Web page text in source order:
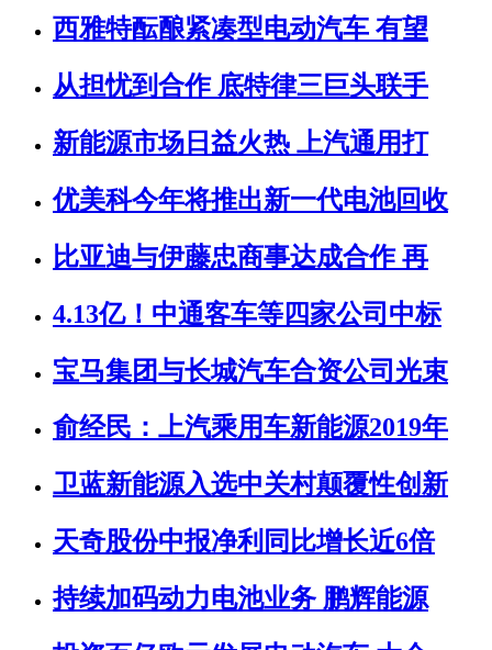
西雅特酝酿紧凑型电动汽车 有望
从担忧到合作 底特律三巨头联手
新能源市场日益火热 上汽通用打
优美科今年将推出新一代电池回收
比亚迪与伊藤忠商事达成合作 再
4.13亿！中通客车等四家公司中标
宝马集团与长城汽车合资公司光束
俞经民：上汽乘用车新能源2019年
卫蓝新能源入选中关村颠覆性创新
天奇股份中报净利同比增长近6倍
持续加码动力电池业务 鹏辉能源